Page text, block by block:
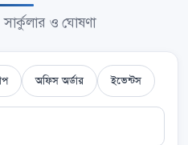
ও ঘোষণা
অফিস অর্ডার ইভেন্টস